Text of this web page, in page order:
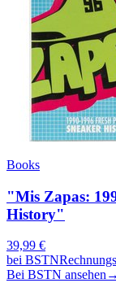
Books
"Mis Zapas:
History"
39,99 €
bei BSTN
Bei BSTN ansehen→